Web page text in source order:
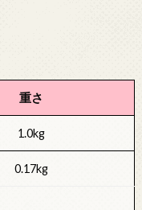
重さ
1.0kg
0.17kg